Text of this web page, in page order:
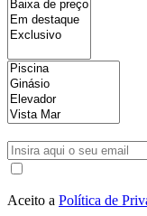
Aceito a Política de